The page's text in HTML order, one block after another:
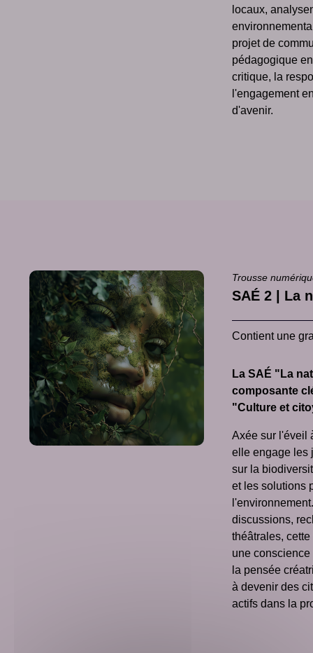
locaux,
projet de
pédagogique
critique, la
l'engagement
d'avenir.
Trousse
SAÉ 2 | La
Contient une
La SAÉ "La
composante
"Culture et
Axée sur l'éveil
elle engage les
sur la
et les solutions
discussions,
théâtrales,
une
la pensée
à devenir des
actifs dans la